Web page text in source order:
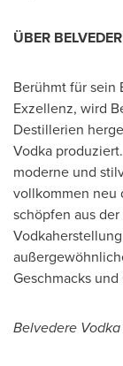
ÜBER
Berühmt für sein
Exzellenz, wird
Destillerien
Vodka
moderne und
vollkommen neu
schöpfen aus
Geschmacks
Belvedere